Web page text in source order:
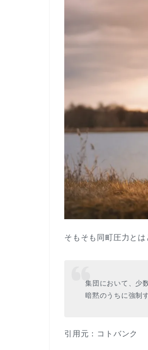
そもそも同町圧力と
集団において、少
暗黙のうちに強制
引用元：コトバンク